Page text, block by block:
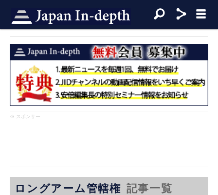
※ スポンサー
ロングアーム管轄権 記事一覧